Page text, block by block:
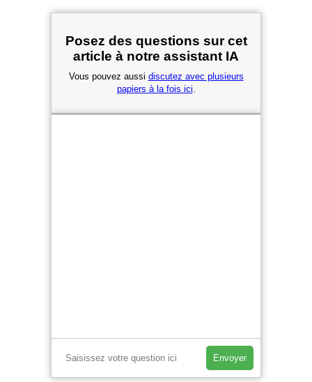
Posez des questions sur cet
article à notre assistant IA
Vous pouvez aussi discutez avec plusieurs
papiers à la fois ici.
Envoyer